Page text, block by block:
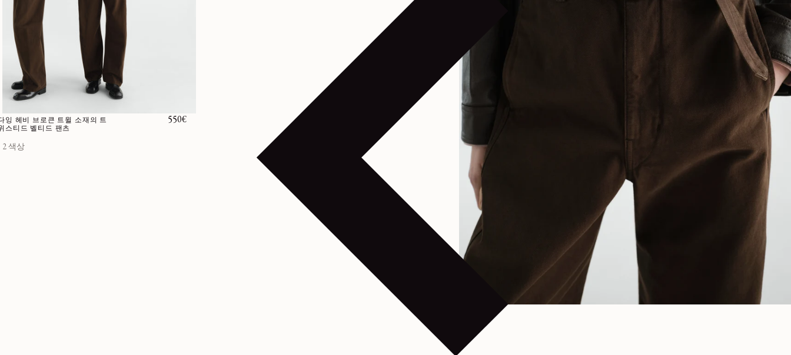
잉 헤비 브로큰 트윌 소재의 트
스티드 벨티드 팬츠
정가
550€
2 색상